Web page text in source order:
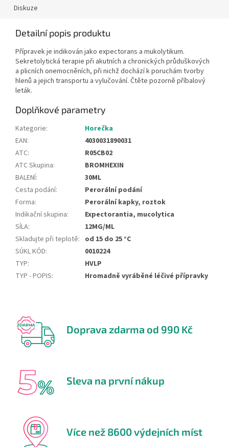
Diskuze
Detailní popis produktu
Přípravek je indikován jako expectorans a mukolytikum.
Sekretolytická terapie při akutních a chronických průduškových
a plicních onemocněních, při nichž dochází k poruchám tvorby
hlenů a jejich transportu a vylučování. Čtěte pozorně příbalový
leták.
Doplňkové parametry
Kategorie:
Horečka
EAN:
4030031890031
ATC:
R05CB02
ATC Skupina:
BROMHEXIN
BALENÍ:
30ML
Cesta podání:
Perorální podání
Forma:
Perorální kapky, roztok
Indikační skupina:
Expectorantia, mucolytica
SÍLA:
12MG/ML
Skladujte při teplotě: od 15 do 25 °C
SÚKL KÓD:
0010224
TYP:
HVLP
TYP - POPIS: Hromadně vyráběné léčivé přípravky
Doprava zdarma od 990 Kč
Sleva na první nákup
Více než 8600 výdejních míst